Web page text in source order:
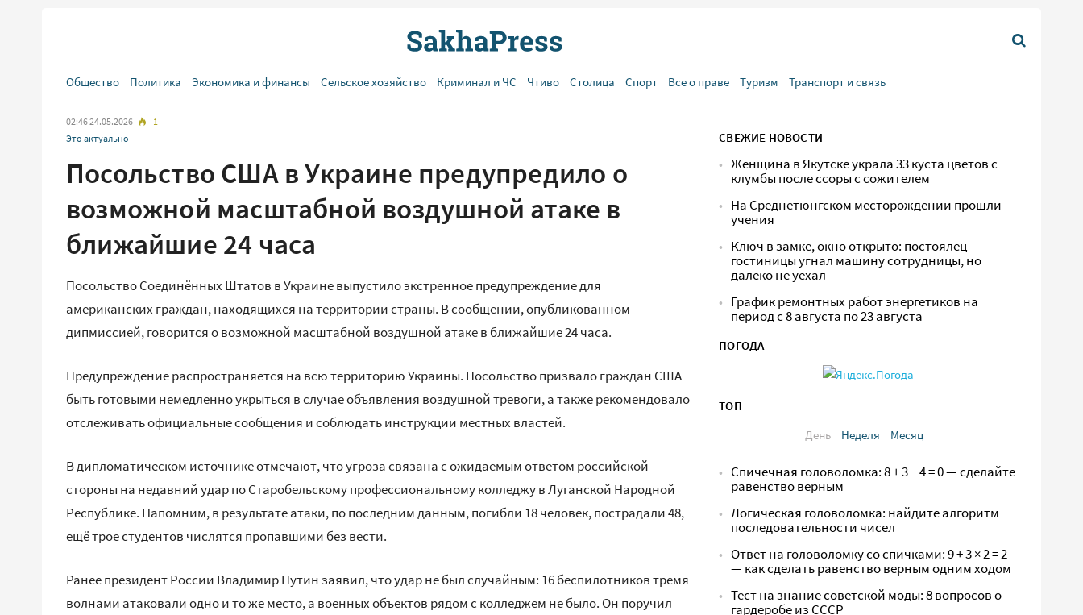
Общество Политика Экономика и финансы Сельское хозяйство Криминал и ЧС Чтиво Столица Спорт Все о праве Туризм Транспорт и связь
02:46 24.05.2026
1
Это актуально
Посольство США в Украине предупредило о
возможной масштабной воздушной атаке в
ближайшие 24 часа
Посольство Соединённых Штатов в Украине выпустило экстренное предупреждение для
американских граждан, находящихся на территории страны. В сообщении, опубликованном
дипмиссией, говорится о возможной масштабной воздушной атаке в ближайшие 24 часа.
Предупреждение распространяется на всю территорию Украины. Посольство призвало граждан США
быть готовыми немедленно укрыться в случае объявления воздушной тревоги, а также рекомендовало
отслеживать официальные сообщения и соблюдать инструкции местных властей.
В дипломатическом источнике отмечают, что угроза связана с ожидаемым ответом российской
стороны на недавний удар по Старобельскому профессиональному колледжу в Луганской Народной
Республике. Напомним, в результате атаки, по последним данным, погибли 18 человек, пострадали 48,
ещё трое студентов числятся пропавшими без вести.
Ранее президент России Владимир Путин заявил, что удар не был случайным: 16 беспилотников тремя
волнами атаковали одно и то же место, а военных объектов рядом с колледжем не было. Он поручил
СВЕЖИЕ НОВОСТИ
Женщина в Якутске украла 33 куста цветов с
клумбы после ссоры с сожителем
На Среднетюнгском месторождении прошли
учения
Ключ в замке, окно открыто: постоялец
гостиницы угнал машину сотрудницы, но
далеко не уехал
График ремонтных работ энергетиков на
период с 8 августа по 23 августа
ПОГОДА
ТОП
День
Неделя Месяц
Спичечная головоломка: 8 + 3 − 4 = 0 — сделайте
равенство верным
Логическая головоломка: найдите алгоритм
последовательности чисел
Ответ на головоломку со спичками: 9 + 3 × 2 = 2
— как сделать равенство верным одним ходом
Тест на знание советской моды: 8 вопросов о
гардеробе из СССР